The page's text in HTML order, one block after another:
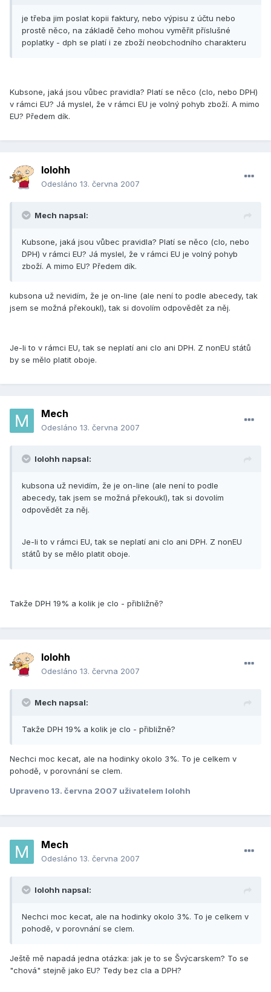
je třeba jim poslat kopii faktury, nebo výpisu z účtu nebo
prostě něco, na základě čeho mohou vyměřit příslušné
poplatky - dph se platí i ze zboží neobchodního charakteru
Kubsone, jaká jsou vůbec pravidla? Platí se něco (clo, nebo DPH)
v rámci EU? Já myslel, že v rámci EU je volný pohyb zboží. A mimo
EU? Předem dík.
lolohh
Odesláno 13. června 2007
Mech napsal:
Kubsone, jaká jsou vůbec pravidla? Platí se něco (clo, nebo
DPH) v rámci EU? Já myslel, že v rámci EU je volný pohyb
zboží. A mimo EU? Předem dík.
kubsona už nevidím, že je on-line (ale není to podle abecedy, tak
jsem se možná překoukl), tak si dovolím odpovědět za něj.
Je-li to v rámci EU, tak se neplatí ani clo ani DPH. Z nonEU států
by se mělo platit oboje.
Mech
Odesláno 13. června 2007
lolohh napsal:
kubsona už nevidím, že je on-line (ale není to podle
abecedy, tak jsem se možná překoukl), tak si dovolím
odpovědět za něj.
Je-li to v rámci EU, tak se neplatí ani clo ani DPH. Z nonEU
států by se mělo platit oboje.
Takže DPH 19% a kolik je clo - přibližně?
lolohh
Odesláno 13. června 2007
Mech napsal:
Takže DPH 19% a kolik je clo - přibližně?
Nechci moc kecat, ale na hodinky okolo 3%. To je celkem v
pohodě, v porovnání se clem.
Upraveno 13. června 2007 uživatelem lolohh
Mech
Odesláno 13. června 2007
lolohh napsal:
Nechci moc kecat, ale na hodinky okolo 3%. To je celkem v
pohodě, v porovnání se clem.
Ještě mě napadá jedna otázka: jak je to se Švýcarskem? To se
"chová" stejně jako EU? Tedy bez cla a DPH?